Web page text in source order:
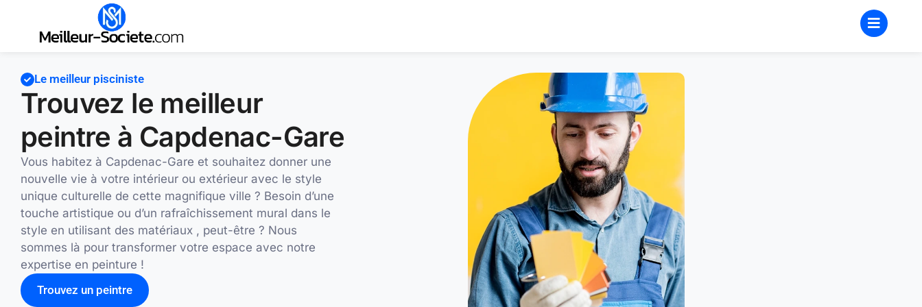
Le meilleur pisciniste
Trouvez le meilleur
peintre à Capdenac-Gare
Vous habitez à Capdenac-Gare et souhaitez donner une
nouvelle vie à votre intérieur ou extérieur avec le style
unique culturelle de cette magnifique ville ? Besoin d’une
touche artistique ou d’un rafraîchissement mural dans le
style en utilisant des matériaux , peut-être ? Nous
sommes là pour transformer votre espace avec notre
expertise en peinture !
Trouvez un peintre